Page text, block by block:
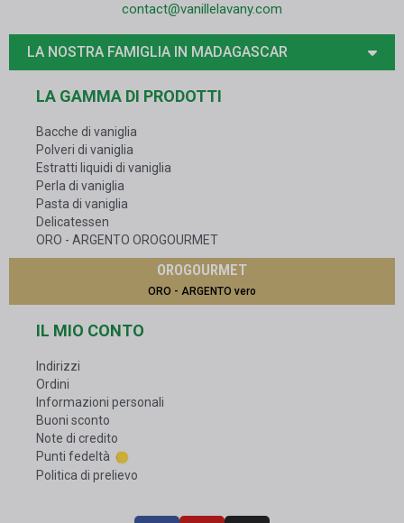
contact@vanillelavany.com
LA NOSTRA FAMIGLIA IN MADAGASCAR
LA GAMMA DI PRODOTTI
Bacche di vaniglia
Polveri di vaniglia
Estratti liquidi di vaniglia
Perla di vaniglia
Pasta di vaniglia
Delicatessen
ORO - ARGENTO OROGOURMET
OROGOURMET
ORO - ARGENTO vero
IL MIO CONTO
Indirizzi
Ordini
Informazioni personali
Buoni sconto
Note di credito
Punti fedeltà
Politica di prelievo